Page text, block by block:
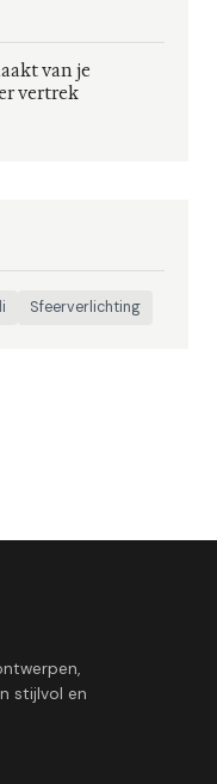
van je
vertrek
Sfeerverlichting
stijlvol en